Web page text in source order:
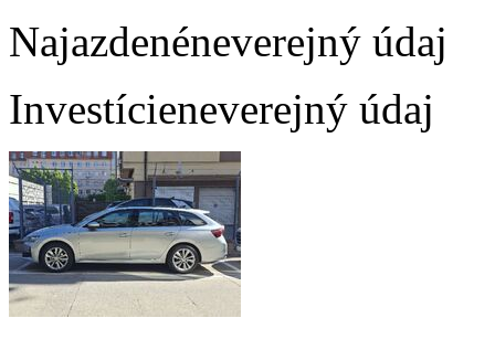
Najazdenéneverejný údaj
Investícieneverejný údaj